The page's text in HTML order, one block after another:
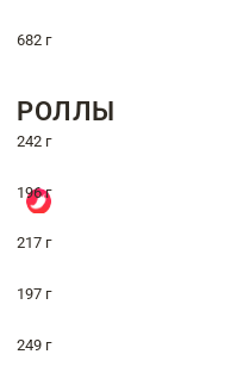
682 г
РОЛЛЫ
242 г
196 г
217 г
197 г
249 г